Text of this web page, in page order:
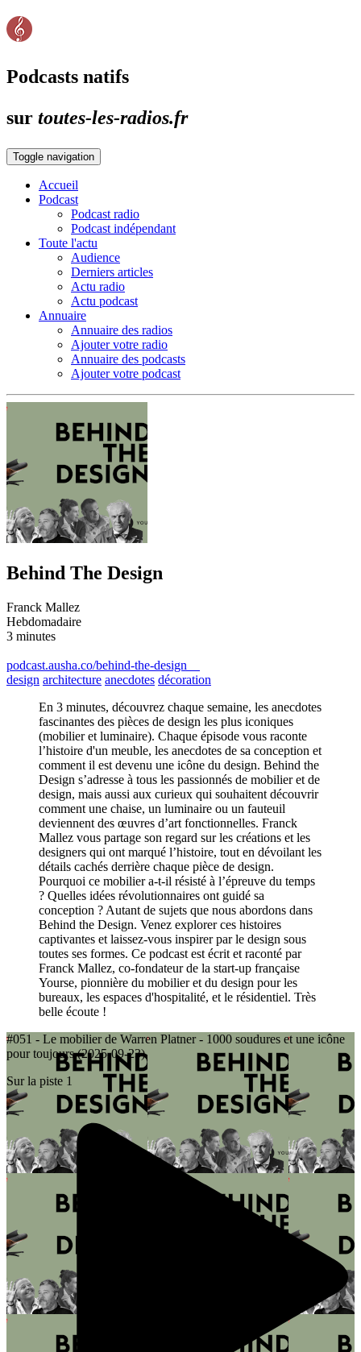
Podcasts natifs
sur toutes-les-radios.fr
Toggle navigation
Accueil
Podcast
Podcast radio
Podcast indépendant
Toute l'actu
Audience
Derniers articles
Actu radio
Actu podcast
Annuaire
Annuaire des radios
Ajouter votre radio
Annuaire des podcasts
Ajouter votre podcast
Behind The Design
Franck Mallez
Hebdomadaire
3 minutes
podcast.ausha.co/behind-the-design
design architecture anecdotes décoration
En 3 minutes, découvrez chaque semaine, les anecdotes
fascinantes des pièces de design les plus iconiques
(mobilier et luminaire). Chaque épisode vous raconte
l’histoire d'un meuble, les anecdotes de sa conception et
comment il est devenu une icône du design. Behind the
Design s’adresse à tous les passionnés de mobilier et de
design, mais aussi aux curieux qui souhaitent découvrir
comment une chaise, un luminaire ou un fauteuil
deviennent des œuvres d’art fonctionnelles. Franck
Mallez vous partage son regard sur les créations et les
designers qui ont marqué l’histoire, tout en dévoilant les
détails cachés derrière chaque pièce de design.
Pourquoi ce mobilier a-t-il résisté à l’épreuve du temps
? Quelles idées révolutionnaires ont guidé sa
conception ? Autant de sujets que nous abordons dans
Behind the Design. Venez explorer ces histoires
captivantes et laissez-vous inspirer par le design sous
toutes ses formes. Ce podcast est écrit et raconté par
Franck Mallez, co-fondateur de la start-up française
Yourse, pionnière du mobilier et du design pour les
bureaux, les espaces d'hospitalité, et le résidentiel. Très
belle écoute !
#051 - Le mobilier de Warren Platner - 1000 soudures et une icône
pour toujours (2025-09-23)
Sur la piste 1